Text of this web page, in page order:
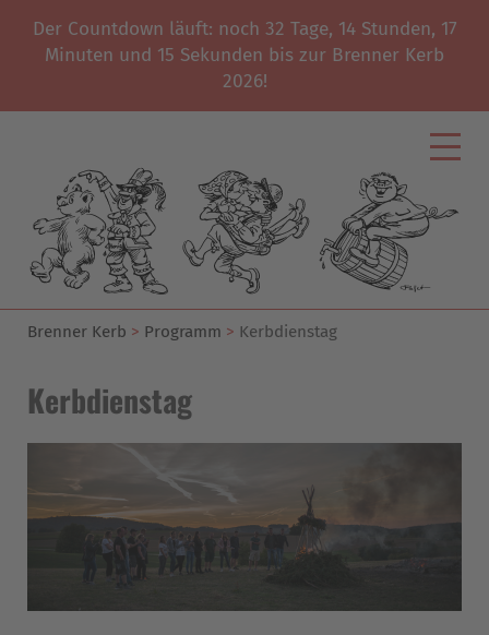
Der Countdown läuft: noch 32 Tage, 14Stunden, 17
Minuten und 15 Sekunden bis zur Brenner Kerb
2026!
Brenner Kerb Programm Kerbdienstag
Kerbdienstag
Kerbverein
News
Programm